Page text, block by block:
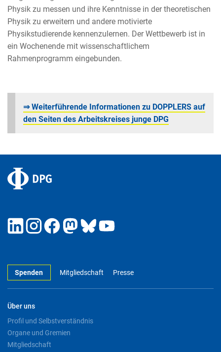
Physik zu messen und ihre Kenntnisse in der theoretischen
Physik zu erweitern und andere motivierte
Physikstudierende kennenzulernen. Der Wettbewerb ist in
ein Wochenende mit wissenschaftlichem
Rahmenprogramm eingebunden.
⇒ Weiterführende Informationen zu DOPPLERS auf
den Seiten des Arbeitskreises junge DPG
Spenden Mitgliedschaft Presse
Über uns
Profil und Selbstverständnis
Organe und Gremien
Mitgliedschaft